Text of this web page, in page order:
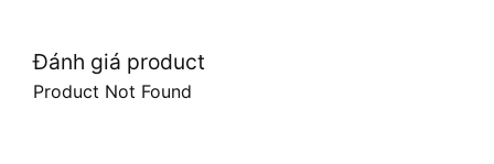
Đánh giá product
Product Not Found